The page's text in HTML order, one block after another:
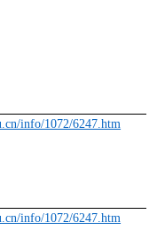
info/1072/6247.htm
info/1072/6247.htm